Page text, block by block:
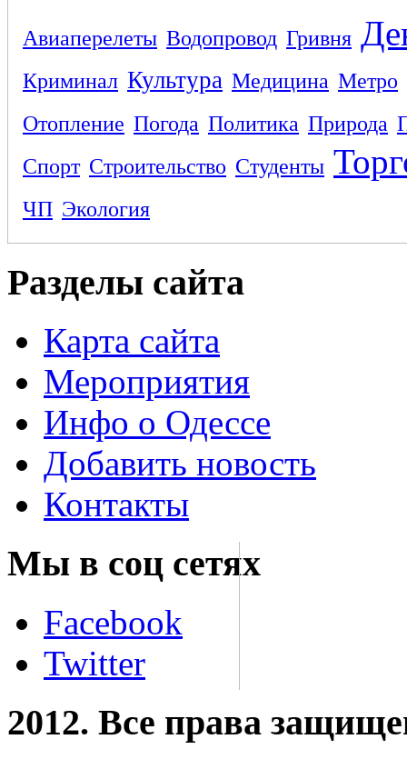
Авиаперелеты Водопровод Гривня
Криминал Культура Медицина Метро
Отопление Погода Политика Природа
Спорт Строительство Студенты
ЧП Экология
Разделы сайта
Карта сайта
Мероприятия
Инфо о Одессе
Добавить новость
Контакты
Мы в соц сетях
Facebook
Twitter
2012. Все права